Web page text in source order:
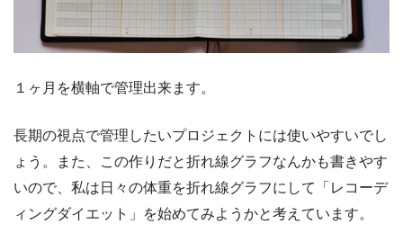
１ヶ月を横軸で管理出来ます。
長期の視点で管理したいプロジェクトには使いやすいでし
ょう。また、この作りだと折れ線グラフなんかも書きやす
いので、私は日々の体重を折れ線グラフにして「レコーデ
ィングダイエット」を始めてみようかと考えています。